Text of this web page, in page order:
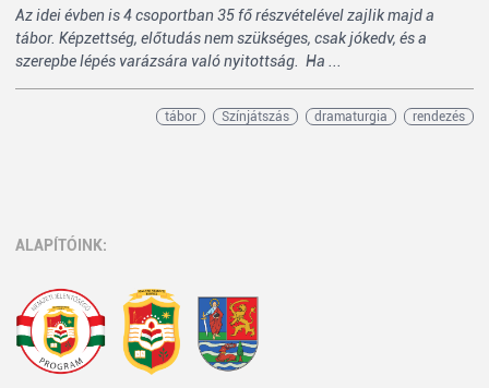
Az idei évben is 4 csoportban 35 fő részvételével zajlik majd a
tábor. Képzettség, előtudás nem szükséges, csak jókedv, és a
szerepbe lépés varázsára való nyitottság. Ha ...
tábor Színjátszás dramaturgia rendezés
ALAPÍTÓINK: